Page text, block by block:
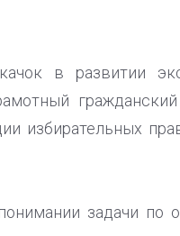
в развитии
избирательных
задачи по